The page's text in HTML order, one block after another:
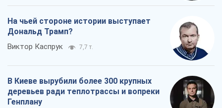
На чьей стороне истории выступает
Дональд Трамп?
Виктор Каспрук 7,7 т.
В Киеве вырубили более 300 крупных
деревьев ради теплотрассы и вопреки
Генплану